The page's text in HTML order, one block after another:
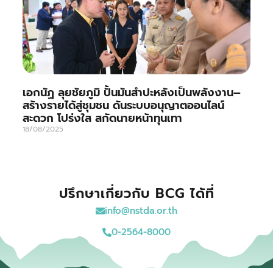
เอกนัฏ ลุยชัยภูมิ ปั้นมันสำปะหลังเป็นพลังงาน–
สร้างรายได้สู่ชุมชน ดันระบบอนุญาตออนไลน์
สะดวก โปร่งใส สกัดนายหน้าทุนเทา
18/08/2025
ปรึกษาเกี่ยวกับ BCG ได้ที่
info@nstda.or.th
0-2564-8000